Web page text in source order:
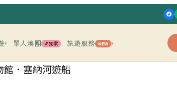
▾ 單人湊團 💕獨家 旅遊服務 NEW ▾
館．塞納河遊船